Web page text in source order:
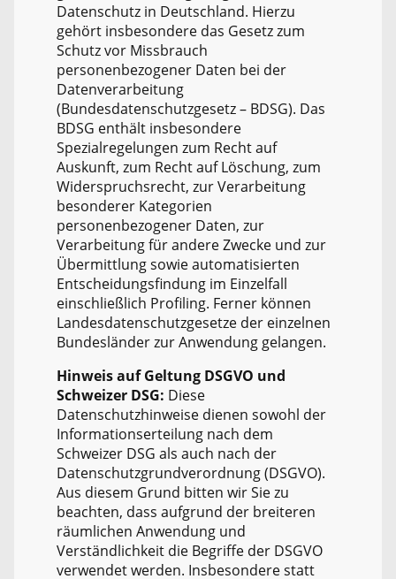
Datenschutz in Deutschland. Hierzu
gehört insbesondere das Gesetz zum
Schutz vor Missbrauch
personenbezogener Daten bei der
Datenverarbeitung
(Bundesdatenschutzgesetz – BDSG). Das
BDSG enthält insbesondere
Spezialregelungen zum Recht auf
Auskunft, zum Recht auf Löschung, zum
Widerspruchsrecht, zur Verarbeitung
besonderer Kategorien
personenbezogener Daten, zur
Verarbeitung für andere Zwecke und zur
Übermittlung sowie automatisierten
Entscheidungsfindung im Einzelfall
einschließlich Profiling. Ferner können
Landesdatenschutzgesetze der einzelnen
Bundesländer zur Anwendung gelangen.
Hinweis auf Geltung DSGVO und
Schweizer DSG: Diese
Datenschutzhinweise dienen sowohl der
Informationserteilung nach dem
Schweizer DSG als auch nach der
Datenschutzgrundverordnung (DSGVO).
Aus diesem Grund bitten wir Sie zu
beachten, dass aufgrund der breiteren
räumlichen Anwendung und
Verständlichkeit die Begriffe der DSGVO
verwendet werden. Insbesondere statt